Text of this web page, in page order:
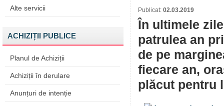
Alte servicii
ACHIZIȚII PUBLICE
Planul de Achiziții
Achiziții în derulare
Anunțuri de intenție
Publicat: 02.03.2019
În ultimele
patrulea an
de pe
fiecare an,
plăcut pentru